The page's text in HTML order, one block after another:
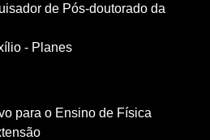
de Pós-doutorado da
- Planes
para o Ensino de Física